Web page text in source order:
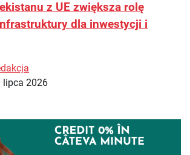
z UE zwiększa rolę
dla inwestycji i
lipca 2026